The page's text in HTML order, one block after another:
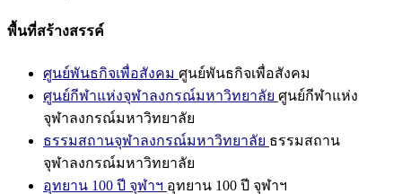
พื้นที่สร้างสรรค์
ศูนย์พันธกิจเพื่อสังคม ศูนย์พันธกิจเพื่อสังคม
ศูนย์กีฬาแห่งจุฬาลงกรณ์มหาวิทยาลัย ศูนย์กีฬาแห่ง
จุฬาลงกรณ์มหาวิทยาลัย
ธรรมสถานจุฬาลงกรณ์มหาวิทยาลัย ธรรมสถาน
จุฬาลงกรณ์มหาวิทยาลัย
อุทยาน 100 ปี จุฬาฯ อุทยาน 100 ปี จุฬาฯ